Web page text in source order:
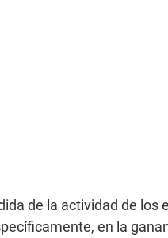
de la actividad de los
en la